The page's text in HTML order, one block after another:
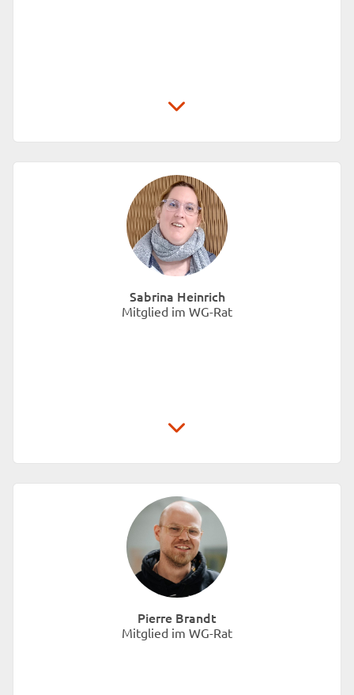
Sabrina Heinrich
Mitglied im WG-Rat
Unionhilfswerk Sozialeinrichtungen gGmbH
Pierre Brandt
Mitglied im WG-Rat